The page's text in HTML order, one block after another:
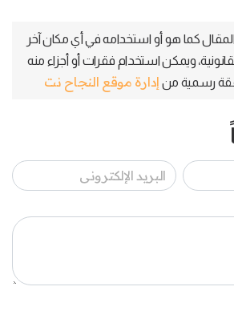
كما هو أو استخدامه في أي مكان آخر
ويمكن استخدام فقرات أو أجزاء منه
رسمية من إدارة موقع النجاح نت